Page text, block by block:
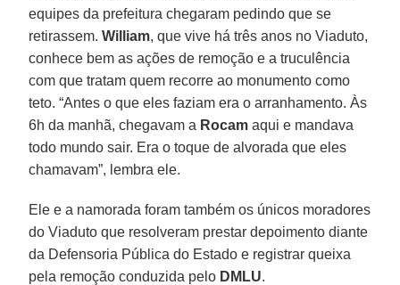
equipes da prefeitura chegaram pedindo que se
retirassem.William, que vive há três anos no Viaduto,
conhece bem as ações de remoção e a truculência
com que tratam quem recorre ao monumento como
teto. “Antes o que eles faziam era o arranhamento. Às
6h da manhã, chegavam a Rocam aqui e mandava
todo mundo sair. Era o toque de alvorada que eles
chamavam”, lembra ele.
Ele e a namorada foram também os únicos moradores
do Viaduto que resolveram prestar depoimento diante
da Defensoria Pública do Estado e registrar queixa
pela remoção conduzida pelo DMLU.